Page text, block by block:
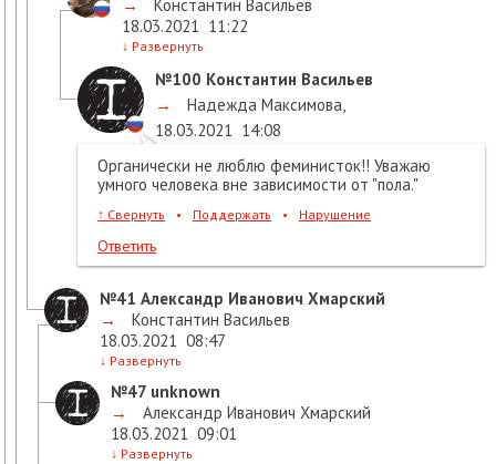
→
Константин Васильев
18.03.2021 11:22
↓ Развернуть
№100 Константин Васильев
→
Надежда Максимова,
18.03.2021 14:08
Органически не люблю феминисток!! Уважаю
умного человека вне зависимости от "пола."
↑ Свернуть • Поддержать • Нарушение
Ответить
№41 Александр Иванович Хмарский
→
Константин Васильев
18.03.2021 08:47
↓ Развернуть
№47 unknown
→
Александр Иванович Хмарский
18.03.2021 09:01
↓ Развернуть